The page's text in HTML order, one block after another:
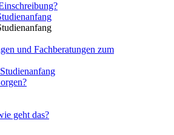
und Fachberatungen zum
geht das?